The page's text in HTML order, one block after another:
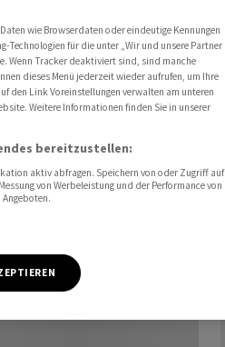
wie Browserdaten oder eindeutige Kennungen
Technologien für die unter „Wir und unsere Partner
Wenn Tracker deaktiviert sind, sind manche
dieses Menü jederzeit wieder aufrufen, um Ihre
den Link Voreinstellungen verwalten am unteren
Weitere Informationen finden Sie in unserer
bereitzustellen:
aktiv abfragen. Speichern von oder Zugriff auf
von Werbeleistung und der Performance von